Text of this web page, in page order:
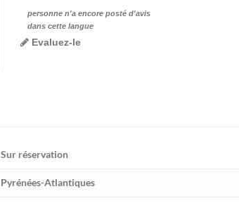
personne n'a encore posté d'avis
dans cette langue
Evaluez-le
Sur réservation
Pyrénées-Atlantiques